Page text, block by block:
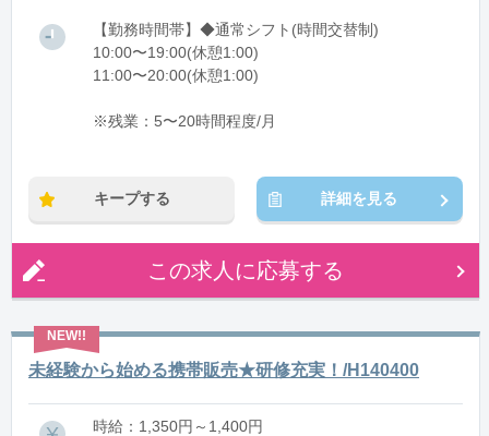
【勤務時間帯】◆通常シフト(時間交替制)
10:00〜19:00(休憩1:00)
11:00〜20:00(休憩1:00)
※残業：5〜20時間程度/月
キープする 詳細を見る
この求人に応募する
未経験から始める携帯販売★研修充実！/H140400
時給：1,350円～1,400円